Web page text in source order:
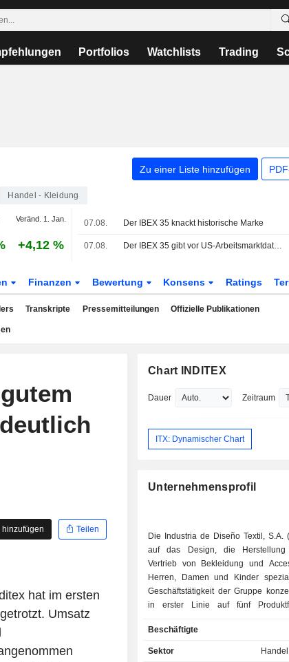
Portfolios Watchlists Trading
Zu einer Liste hinzufügen
Handel - Kleidung
Veränd. 1. Jan.
+4,12 %
07.08. Der IBEX 35 knackt historische Marke
07.08. Der IBEX 35 gibt vor US-Arbeitsmarktdaten nach, auf Wochensicht aber im Plus
Finanzen Bewertung Konsens Ratings
Transkripte Pressemitteilungen Offizielle Publikationen
hinzufügen
Teilen
hat im ersten
Umsatz
Chart INDITEX
Dauer Zeitraum
ITX: Dynamischer Chart
Unternehmensprofil
Die Industria de Diseño Textil, S.A.
auf das Design, die
Vertrieb von Bekleidung und
Herren, Damen und Kinder
Geschäftstätigkeit der Gruppe
in erster Linie auf fünf
- Haushaltsartikel:
Badartikel, Haushaltswäsche
Beschäftigte
Sektor